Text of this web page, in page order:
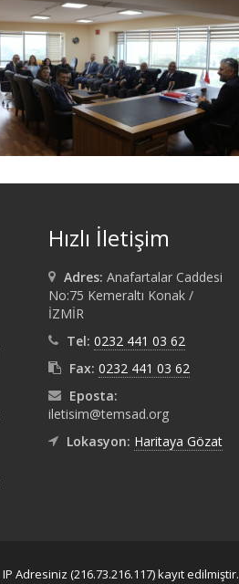
Hızlı İletişim
Adres: Anafartalar Caddesi
No:75 Kemeraltı Konak /
İZMİR
Tel: 0232 441 03 62
Fax: 0232 441 03 62
Eposta:
iletisim@temsad.org
Lokasyon: Haritaya Gözat
IP Adresiniz (216.73.216.117) kayıt edilmiştir.